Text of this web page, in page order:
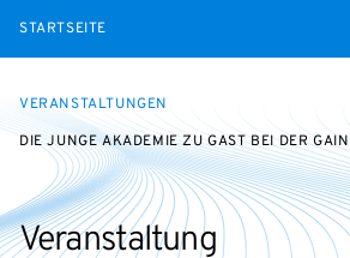
STARTSEITE
VERANSTALTUNGEN
DIE JUNGE AKADEMIE ZU GAST BEI DER GAIN
Veranstaltung